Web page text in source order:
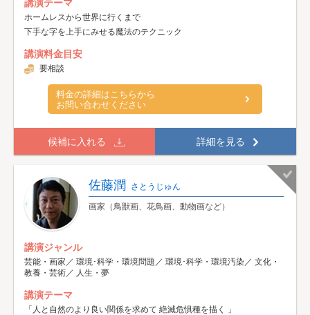
ホームレスから世界に行くまで
下手な字を上手にみせる魔法のテクニック
講演料金目安
要相談
料金の詳細はこちらから
お問い合わせください
候補に入れる 詳細を見る
佐藤潤 さとうじゅん
画家（鳥獣画、花鳥画、動物画など）
講演ジャンル
芸能・画家／ 環境･科学・環境問題／ 環境･科学・環境汚染／ 文化・
教養・芸術／ 人生・夢
講演テーマ
「人と自然のより良い関係を求めて 絶滅危惧種を描く 」